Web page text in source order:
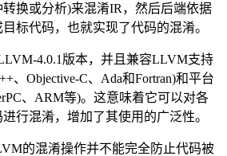
换或分析)来混淆IR，然后后端依据
标代码，也就实现了代码的混淆。
4.0.1版本，并且兼容LLVM支持
、Objective-C、Ada和Fortran)和平台
、ARM等)。这意味着它可以对各
行混淆，增加了其使用的广泛性。
的混淆操作并不能完全防止代码被